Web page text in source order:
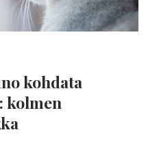
kohdata
kolmen